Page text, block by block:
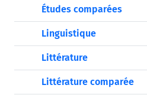
Études comparées
Linguistique
Littérature
Littérature comparée